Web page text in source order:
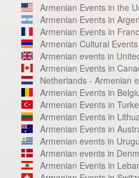
Armenian Events in the
Armenian Events in
Armenian Events in
Armenian Cultural
Armenian events in
Armenian Events in
Netherlands - Armenian
Armenian Events in
Armenian Events in
Armenian Events in
Armenian Events in
Armenian events in
Armenian events in
Armenian Events in